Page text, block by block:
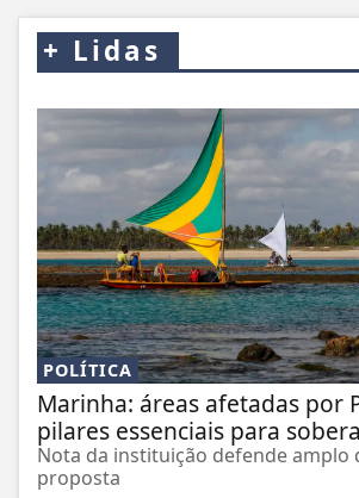
+ Lidas
POLÍTICA
Marinha: áreas afetadas por
pilares essenciais para
Nota da instituição defende amplo
proposta